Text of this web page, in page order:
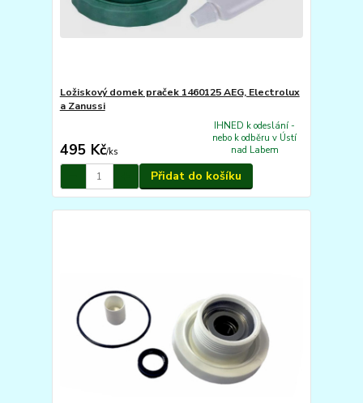
Ložiskový domek praček 1460125 AEG, Electrolux
a Zanussi
495 Kč/ks
IHNED k odeslání -
nebo k odběru v Ústí
nad Labem
Přidat do košíku